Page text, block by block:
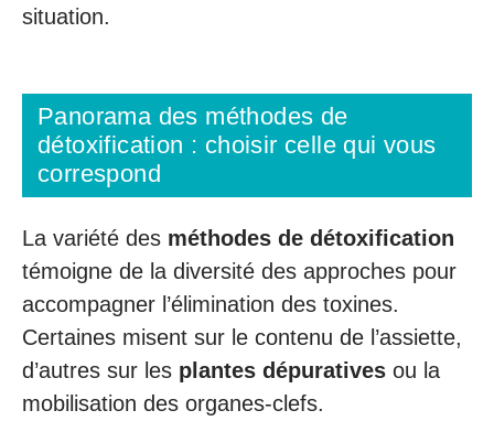
situation.
Panorama des méthodes de
détoxification : choisir celle qui vous
correspond
La variété des méthodes de détoxification
témoigne de la diversité des approches pour
accompagner l’élimination des toxines.
Certaines misent sur le contenu de l’assiette,
d’autres sur les plantes dépuratives ou la
mobilisation des organes-clefs.